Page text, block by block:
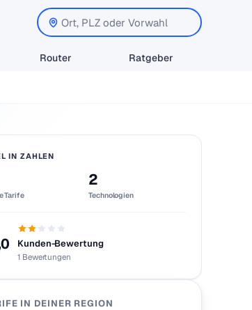
Router Ratgeber
IN ZAHLEN
Tarife
2
Technologien
Kunden-Bewertung
1 Bewertungen
IN DEINER REGION